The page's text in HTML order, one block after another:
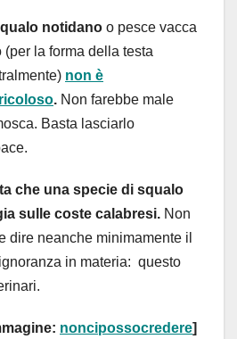
notidano o pesce vacca
la forma della testa
non è
. Non farebbe male
Basta lasciarlo
che una specie di squalo
sulle coste calabresi. Non
dire neanche minimamente il
in materia: questo
noncipossocredere]